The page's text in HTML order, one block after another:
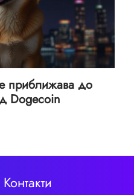
приближава до
Dogecoin
Контакти